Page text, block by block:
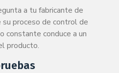
a tu fabricante de
proceso de control de
constante conduce a un
producto.